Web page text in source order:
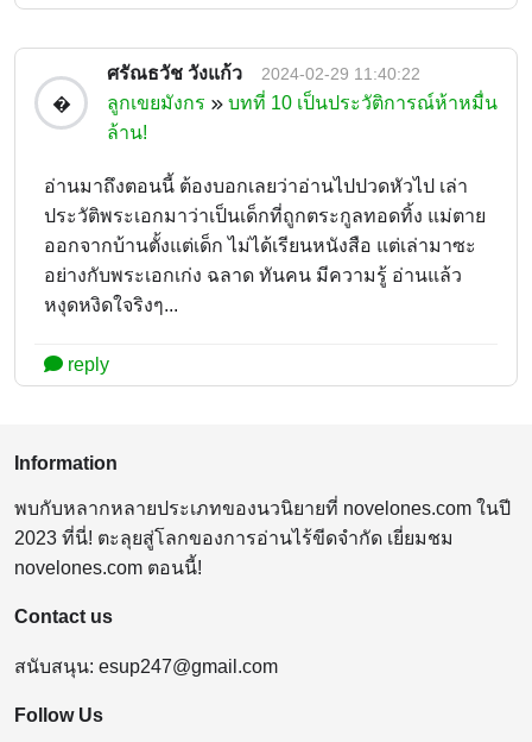
�
ศรัณธวัช วังแก้ว 2024-02-29 11:40:22
ลูกเขยมังกร
บทที่ 10 เป็นประวัติการณ์ห้าหมื่น
ล้าน!
อ่านมาถึงตอนนี้ ต้องบอกเลยว่าอ่านไปปวดหัวไป เล่า
ประวัติพระเอกมาว่าเป็นเด็กที่ถูกตระกูลทอดทิ้ง แม่ตาย
ออกจากบ้านตั้งแต่เด็ก ไม่ได้เรียนหนังสือ แต่เล่ามาซะ
อย่างกับพระเอกเก่ง ฉลาด ทันคน มีความรู้ อ่านแล้ว
หงุดหงิดใจริงๆ...
reply
Information
พบกับหลากหลายประเภทของนวนิยายที่ novelones.com ในปี
2023 ที่นี่! ตะลุยสู่โลกของการอ่านไร้ขีดจำกัด เยี่ยมชม
novelones.com ตอนนี้!
Contact us
สนับสนุน: esup247@gmail.com
Follow Us